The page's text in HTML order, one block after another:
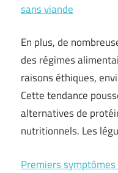
sans viande
En plus, de
des régimes
raisons éthiques,
Cette tendance
alternatives de
nutritionnels. Les
Premiers